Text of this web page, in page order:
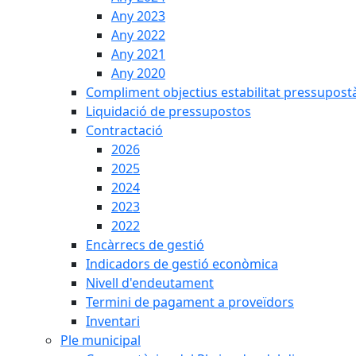
Any 2023
Any 2022
Any 2021
Any 2020
Compliment objectius estabilitat
Liquidació de pressupostos
Contractació
2026
2025
2024
2023
2022
Encàrrecs de gestió
Indicadors de gestió econòmica
Nivell d'endeutament
Termini de pagament a proveïdors
Inventari
Ple municipal